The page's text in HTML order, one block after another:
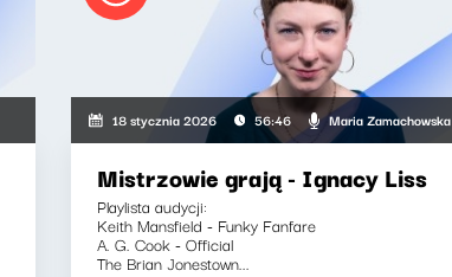
18 stycznia 2026 56:46 Maria Zamachowska
Mistrzowie grają - Ignacy Liss
Playlista audycji:
Keith Mansfield - Funky Fanfare
A. G. Cook - Official
The Brian Jonestown...